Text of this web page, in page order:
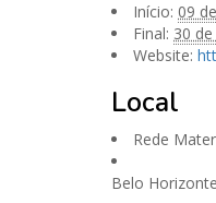
Início: 09
Final: 30
Website:
Local
Rede
Belo Horizonte